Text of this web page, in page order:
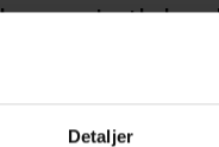
Detaljer
som Leth har
Picture'